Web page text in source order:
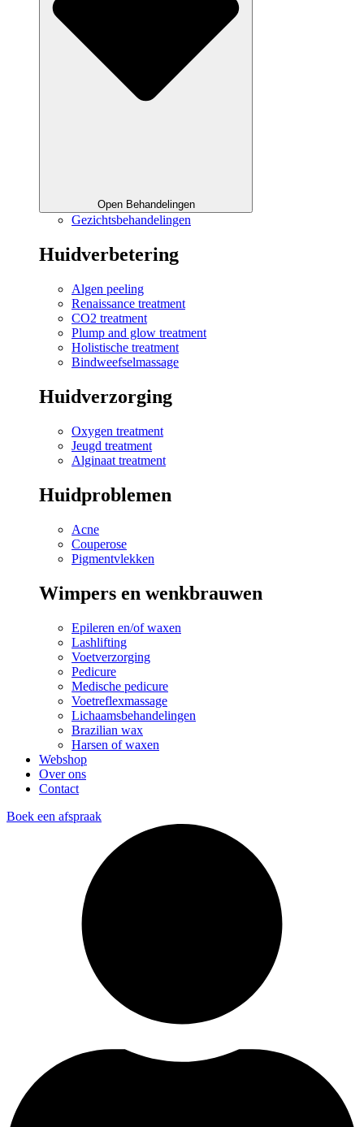
Open Behandelingen
Gezichtsbehandelingen
Huidverbetering
Algen peeling
Renaissance treatment
CO2 treatment
Plump and glow treatment
Holistische treatment
Bindweefselmassage
Huidverzorging
Oxygen treatment
Jeugd treatment
Alginaat treatment
Huidproblemen
Acne
Couperose
Pigmentvlekken
Wimpers en wenkbrauwen
Epileren en/of waxen
Lashlifting
Voetverzorging
Pedicure
Medische pedicure
Voetreflexmassage
Lichaamsbehandelingen
Brazilian wax
Harsen of waxen
Webshop
Over ons
Contact
Boek een afspraak